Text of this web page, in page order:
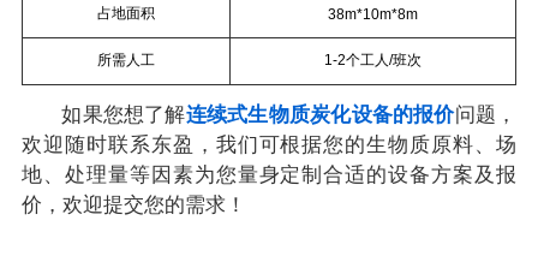
占地面积 38m*10m*8m
所需人工 1-2个工人/班次
如果您想了解连续式生物质炭化设备的报价问题，
欢迎随时联系东盈，我们可根据您的生物质原料、场
地、处理量等因素为您量身定制合适的设备方案及报
价，欢迎提交您的需求！